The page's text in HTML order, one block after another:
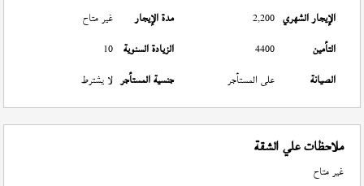
الإيجار الشهري 2,200 مدة الإيجار
غير متاح
التأمين
4400 الزيادة السنوية 10
الصيانة
على المستأجر جنسية المستأجر لا يشترط
ملاحظات علي الشقة
غير متاح